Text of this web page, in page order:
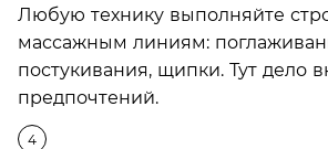
Любую технику выполняйте
массажным линиям:
постукивания, щипки. Тут дело
предпочтений.